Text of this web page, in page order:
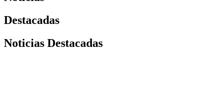
Destacadas
Noticias Destacadas